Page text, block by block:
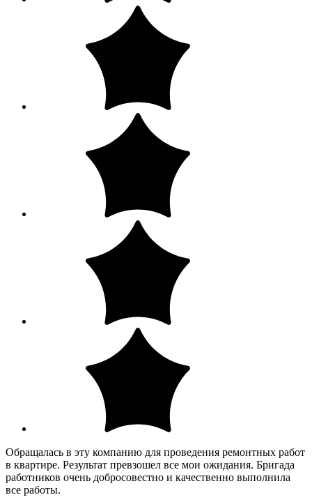
Обращалась в эту компанию для проведения ремонтных работ
в квартире. Результат превзошел все мои ожидания. Бригада
работников очень добросовестно и качественно выполнила
все работы.